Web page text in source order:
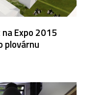
Expo 2015
plovárnu